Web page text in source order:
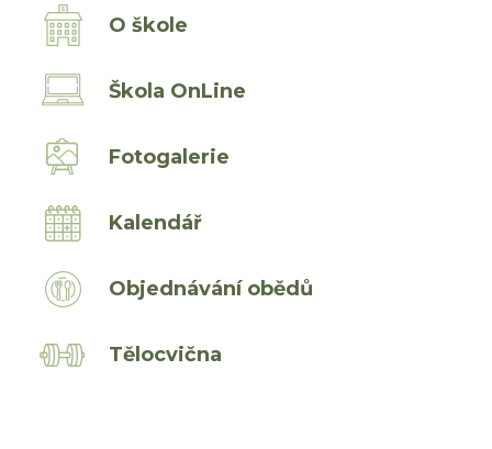
O škole
Škola OnLine
Fotogalerie
Kalendář
Objednávání obědů
Tělocvična